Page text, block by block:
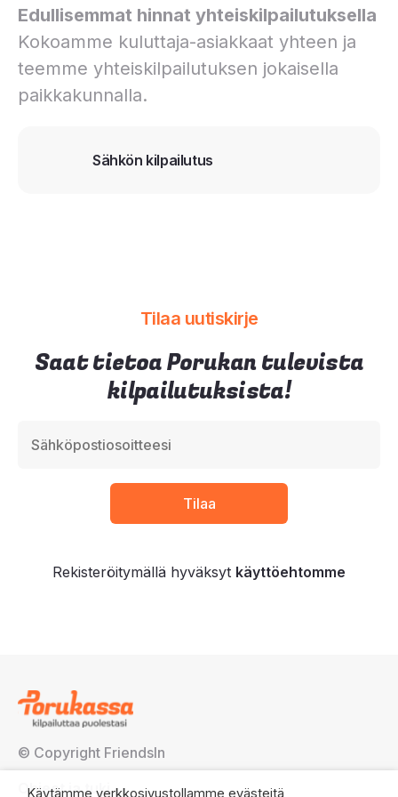
Edullisemmat hinnat yhteiskilpailutuksella
Kokoamme kuluttaja-asiakkaat yhteen ja
teemme yhteiskilpailutuksen jokaisella
paikkakunnalla.
Sähkön kilpailutus
Tilaa uutiskirje
Saat tietoa Porukan tulevista
kilpailutuksista!
Rekisteröitymällä hyväksyt käyttöehtomme
© Copyright FriendsIn
Ohjeet ja tuki
Käytämme verkkosivustollamme evästeitä